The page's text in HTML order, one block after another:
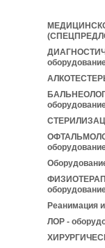
Реанимация
ЛОР -